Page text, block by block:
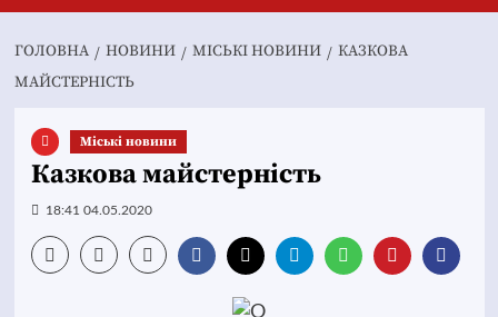
ГОЛОВНА НОВИНИ MІСЬКІ НОВИНИ
КАЗКОВА
МАЙСТЕРНІСТЬ
Mіські новини
Казкова майстерність
18:41 04.05.2020